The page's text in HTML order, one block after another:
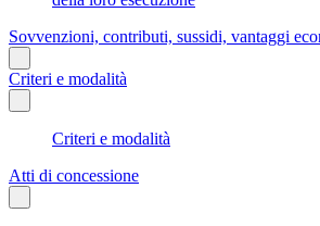
Sovvenzioni, contributi, sussidi, vantaggi
Criteri e modalità
Criteri e modalità
Atti di concessione